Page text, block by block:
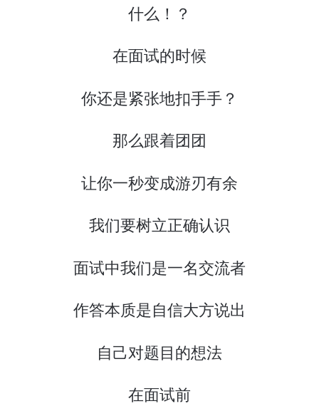
什么！？
在面试的时候
你还是紧张地扣手手？
那么跟着团团
让你一秒变成游刃有余
我们要树立正确认识
面试中我们是一名交流者
作答本质是自信大方说出
自己对题目的想法
在面试前